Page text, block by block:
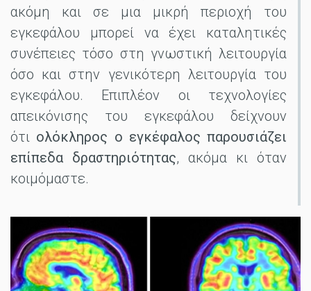
ακόμη και σε μια μικρή περιοχή του
εγκεφάλου μπορεί να έχει καταλητικές
συνέπειες τόσο στη γνωστική λειτουργία
όσο και στην γενικότερη λειτουργία του
εγκεφάλου. Επιπλέον οι τεχνολογίες
απεικόνισης του εγκεφάλου δείχνουν
ότι ολόκληρος o εγκέφαλος παρουσιάζει
επίπεδα δραστηριότητας, ακόμα κι όταν
κοιμόμαστε.